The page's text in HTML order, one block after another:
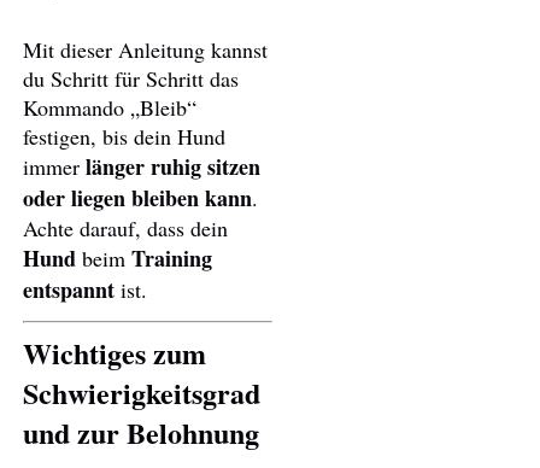
Mit dieser Anleitung kannst
du Schritt für Schritt das
Kommando „Bleib“
festigen, bis dein Hund
immer länger ruhig sitzen
oder liegen bleiben kann.
Achte darauf, dass dein
Hund beim Training
entspannt ist.
Wichtiges zum
Schwierigkeitsgrad
und zur Belohnung